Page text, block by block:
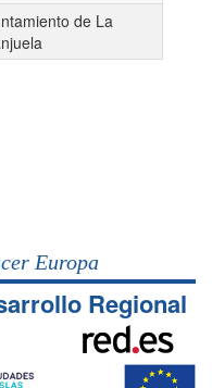
de La
Europa
Regional